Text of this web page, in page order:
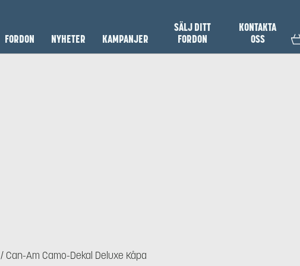
FORDON NYHETER KAMPANJER
SÄLJ DITT
FORDON
KONTAKTA
OSS
/ Can-Am Camo-Dekal Deluxe Kåpa